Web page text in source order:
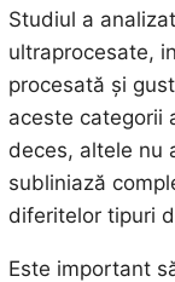
Studiul a
ultraprocesate,
procesată și
aceste categorii
deces, altele nu
subliniază
diferitelor tipuri
Este important